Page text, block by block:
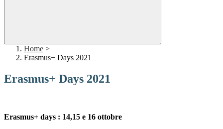
Home >
Erasmus+ Days 2021
Erasmus+ Days 2021
Erasmus+ days : 14,15 e 16 ottobre